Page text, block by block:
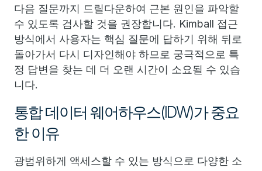
다음 질문까지 드릴다운하여 근본 원인을 파악할
수 있도록 검사할 것을 권장합니다. Kimball 접근
방식에서 사용자는 핵심 질문에 답하기 위해 뒤로
돌아가서 다시 디자인해야 하므로 궁극적으로 특
정 답변을 찾는 데 더 오랜 시간이 소요될 수 있습
니다.
통합 데이터 웨어하우스(IDW)가 중요
한 이유
광범위하게 액세스할 수 있는 방식으로 다양한 소